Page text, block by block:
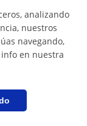
9,5/10
analizando
nuestros
navegando,
en nuestra